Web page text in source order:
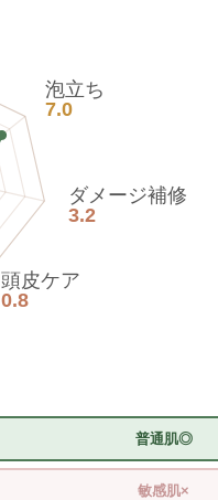
泡立ち
7.0
ダメージ補修
3.2
頭皮ケア
0.8
普通肌◎
敏感肌×